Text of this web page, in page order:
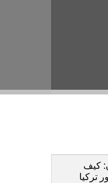
كيف
تركيا